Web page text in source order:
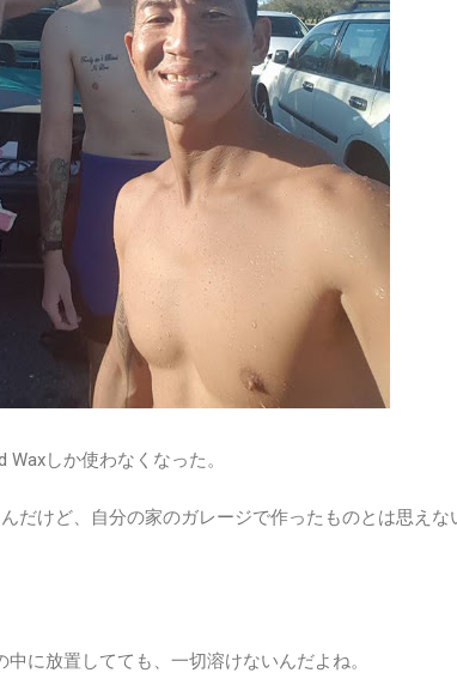
しか使わなくなった。
だけど、自分の家のガレージで作ったものとは思えな
に放置してても、一切溶けないんだよね。